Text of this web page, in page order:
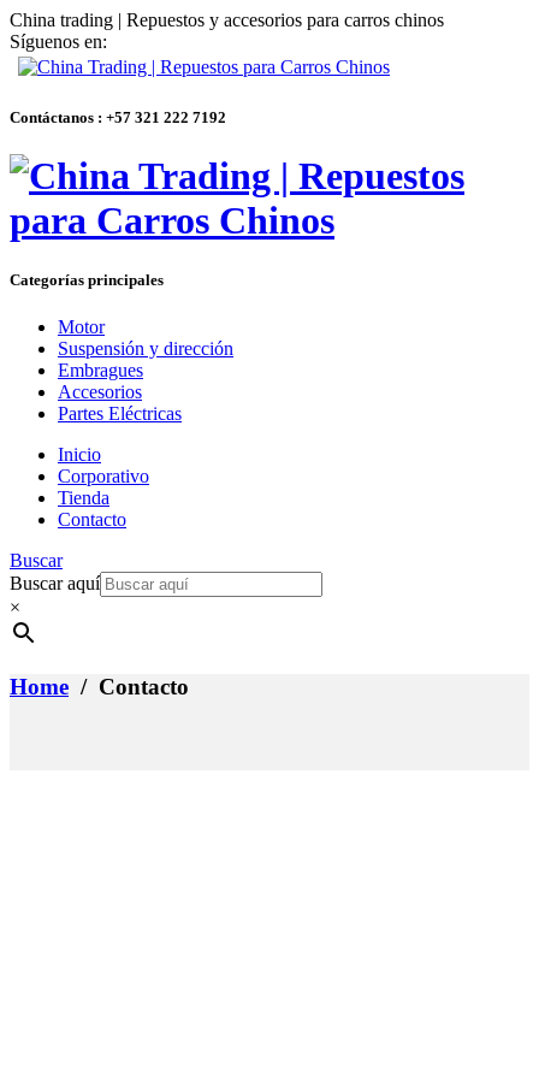
China trading | Repuestos y accesorios para carros chinos
Síguenos en:
Contáctanos : +57 321 222 7192
Categorías principales
Motor
Suspensión y dirección
Embragues
Accesorios
Partes Eléctricas
Inicio
Corporativo
Tienda
Contacto
Buscar
Buscar aquí
×
Home / Contacto